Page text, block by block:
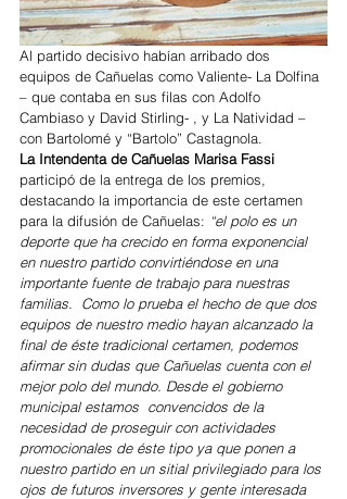
Al partido decisivo habían arribado dos
equipos de Cañuelas como Valiente- La Dolfina
– que contaba en sus filas con Adolfo
Cambiaso y David Stirling- , y La Natividad –
con Bartolomé y “Bartolo” Castagnola.
La Intendenta de Cañuelas Marisa Fassi
participó de la entrega de los premios,
destacando la importancia de este certamen
para la difusión de Cañuelas: “el polo es un
deporte que ha crecido en forma exponencial
en nuestro partido convirtiéndose en una
importante fuente de trabajo para nuestras
familias.  Como lo prueba el hecho de que dos
equipos de nuestro medio hayan alcanzado la
final de éste tradicional certamen, podemos
afirmar sin dudas que Cañuelas cuenta con el
mejor polo del mundo. Desde el gobierno
municipal estamos  convencidos de la
necesidad de proseguir con actividades
promocionales de éste tipo ya que ponen a
nuestro partido en un sitial privilegiado para los
ojos de futuros inversores y gente interesada